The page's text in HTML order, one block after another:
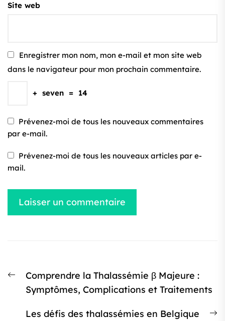
Site web
Enregistrer mon nom, mon e-mail et mon site web
dans le navigateur pour mon prochain commentaire.
+ seven = 14
Prévenez-moi de tous les nouveaux commentaires
par e-mail.
Prévenez-moi de tous les nouveaux articles par e-
mail.
de
l’article
Article
précédent
Comprendre la Thalassémie β Majeure :
Symptômes, Complications et Traitements
Les défis des thalassémies en Belgique